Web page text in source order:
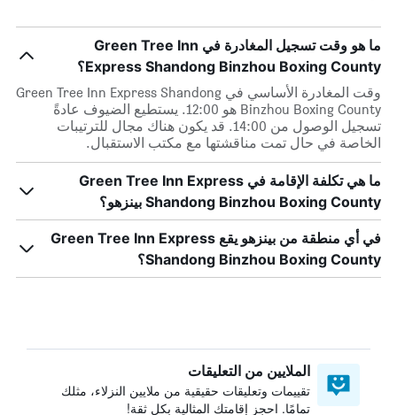
ما هو وقت تسجيل المغادرة في Green Tree Inn
Express Shandong Binzhou Boxing County؟
وقت المغادرة الأساسي في Green Tree Inn Express Shandong
Binzhou Boxing County هو 12:00. يستطيع الضيوف عادةً
تسجيل الوصول من 14:00. قد يكون هناك مجال للترتيبات
الخاصة في حال تمت مناقشتها مع مكتب الاستقبال.
ما هي تكلفة الإقامة في Green Tree Inn Express
Shandong Binzhou Boxing County بينزهو؟
في أي منطقة من بينزهو يقع Green Tree Inn Express
Shandong Binzhou Boxing County؟
الملايين من التعليقات
تقييمات وتعليقات حقيقية من ملايين النزلاء، مثلك
تمامًا. احجز إقامتك المثالية بكل ثقة!